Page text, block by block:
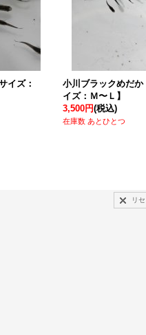
白ヒカリめだか 10尾セット 【サイ